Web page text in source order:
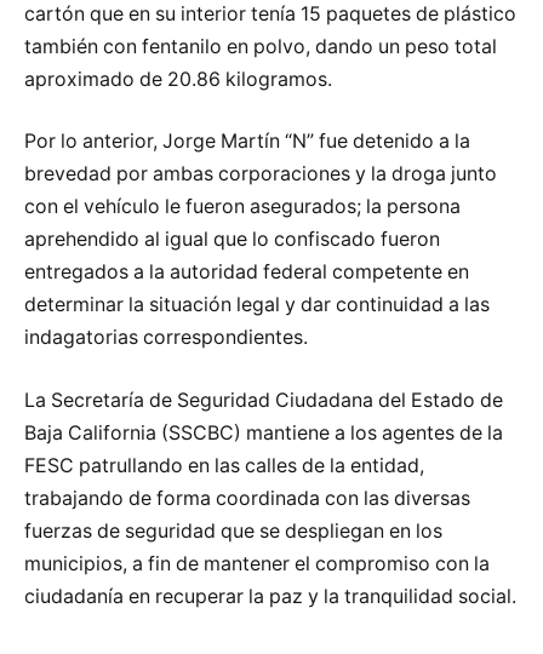
cartón que en su interior tenía 15 paquetes de plástico
también con fentanilo en polvo, dando un peso total
aproximado de 20.86 kilogramos.
Por lo anterior, Jorge Martín “N” fue detenido a la
brevedad por ambas corporaciones y la droga junto
con el vehículo le fueron asegurados; la persona
aprehendido al igual que lo confiscado fueron
entregados a la autoridad federal competente en
determinar la situación legal y dar continuidad a las
indagatorias correspondientes.
La Secretaría de Seguridad Ciudadana del Estado de
Baja California (SSCBC) mantiene a los agentes de la
FESC patrullando en las calles de la entidad,
trabajando de forma coordinada con las diversas
fuerzas de seguridad que se despliegan en los
municipios, a fin de mantener el compromiso con la
ciudadanía en recuperar la paz y la tranquilidad social.